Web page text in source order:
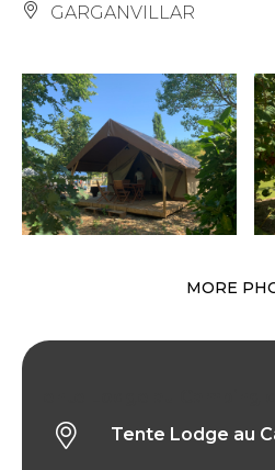
GARGANVILLAR
MORE
Tente Lodge au